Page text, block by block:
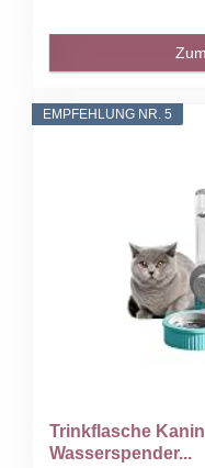
EMPFEHLUNG NR. 5
Trinkflasche
Wasserspender...